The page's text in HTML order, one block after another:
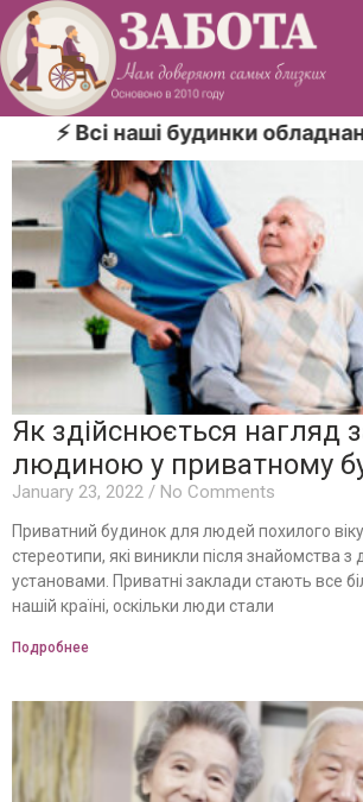
наші будинки обладнані
Як здійснюється нагляд
людиною у приватному
January 23, 2022 No Comments
Приватний будинок для людей похилого
стереотипи, які виникли після знайомства
установами. Приватні заклади стають все
нашій країні, оскільки люди стали
Подробнее